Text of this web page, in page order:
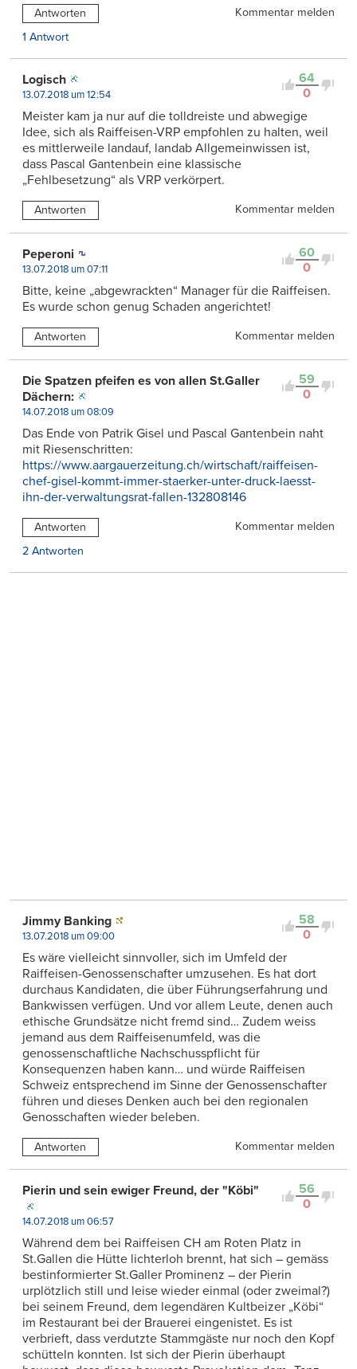
Antworten
Kommentar melden
1 Antwort
64
0
Logisch
13.07.2018 um 12:54
Meister kam ja nur auf die tolldreiste und abwegige
Idee, sich als Raiffeisen-VRP empfohlen zu halten, weil
es mittlerweile landauf, landab Allgemeinwissen ist,
dass Pascal Gantenbein eine klassische
„Fehlbesetzung“ als VRP verkörpert.
Antworten Kommentar melden
60
0
Peperoni
13.07.2018 um 07:11
Bitte, keine „abgewrackten“ Manager für die Raiffeisen.
Es wurde schon genug Schaden angerichtet!
Antworten Kommentar melden
59
0
Die Spatzen pfeifen es von allen St.Galler
Dächern:
14.07.2018 um 08:09
Das Ende von Patrik Gisel und Pascal Gantenbein naht
mit Riesenschritten:
https://www.aargauerzeitung.ch/wirtschaft/raiffeisen-
chef-gisel-kommt-immer-staerker-unter-druck-laesst-
ihn-der-verwaltungsrat-fallen-132808146
Antworten
Kommentar melden
2 Antworten
58
0
Jimmy Banking
13.07.2018 um 09:00
Es wäre vielleicht sinnvoller, sich im Umfeld der
Raiffeisen-Genossenschafter umzusehen. Es hat dort
durchaus Kandidaten, die über Führungserfahrung und
Bankwissen verfügen. Und vor allem Leute, denen auch
ethische Grundsätze nicht fremd sind… Zudem weiss
jemand aus dem Raiffeisenumfeld, was die
genossenschaftliche Nachschusspflicht für
Konsequenzen haben kann… und würde Raiffeisen
Schweiz entsprechend im Sinne der Genossenschafter
führen und dieses Denken auch bei den regionalen
Genosschaften wieder beleben.
Antworten Kommentar melden
56
0
Pierin und sein ewiger Freund, der "Köbi"
14.07.2018 um 06:57
Während dem bei Raiffeisen CH am Roten Platz in
St.Gallen die Hütte lichterloh brennt, hat sich – gemäss
bestinformierter St.Galler Prominenz – der Pierin
urplötzlich still und leise wieder einmal (oder zweimal?)
bei seinem Freund, dem legendären Kultbeizer „Köbi“
im Restaurant bei der Brauerei eingenistet. Es ist
verbrieft, dass verdutzte Stammgäste nur noch den Kopf
schütteln konnten. Ist sich der Pierin überhaupt